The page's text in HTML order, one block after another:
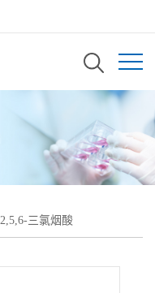
2,5,6-三氯烟酸